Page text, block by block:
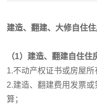
建造、翻建、大修自住
（1）建造、翻建自住住
1.不动产权证书或房屋所
2.建造、翻建费用发票
算；